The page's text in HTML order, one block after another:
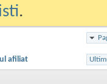
.
afiliat